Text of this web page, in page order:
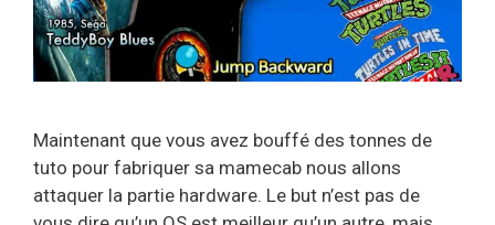
Maintenant que vous avez bouffé des tonnes de
tuto pour fabriquer sa mamecab nous allons
attaquer la partie hardware. Le but n’est pas de